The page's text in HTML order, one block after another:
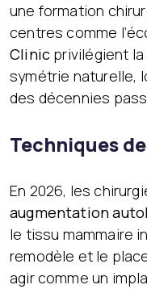
une formation
centres comme
Clinic privilégient
symétrie naturelle,
des décennies
Techniques
En 2026, les
augmentation
le tissu mammaire
remodèle et le
agir comme un